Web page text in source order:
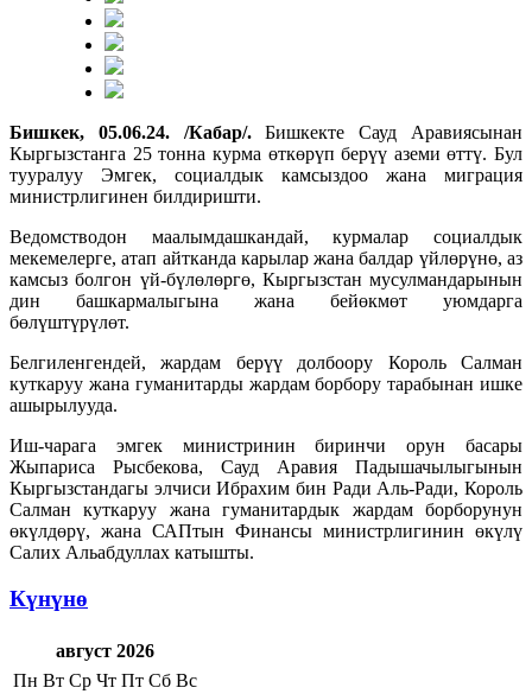
Бишкек, 05.06.24. /Кабар/.Бишкекте Сауд Аравиясынан
Кыргызстанга 25 тонна курма өткөрүп берүү аземи өттү. Бул
тууралуу Эмгек, социалдык камсыздоо жана миграция
министрлигинен билдиришти.
Ведомстводон маалымдашкандай, курмалар социалдык
мекемелерге, атап айтканда карылар жана балдар үйлөрүнө, аз
камсыз болгон үй-бүлөлөргө, Кыргызстан мусулмандарынын
дин башкармалыгына жана бейөкмөт уюмдарга
бөлүштүрүлөт.
Белгиленгендей, жардам берүү долбоору Король Салман
куткаруу жана гуманитарды жардам борбору тарабынан ишке
ашырылууда.
Иш-чарага эмгек министринин биринчи орун басары
Жыпариса Рысбекова, Сауд Аравия Падышачылыгынын
Кыргызстандагы элчиси Ибрахим бин Ради Аль-Ради, Король
Салман куткаруу жана гуманитардык жардам борборунун
өкүлдөрү, жана САПтын Финансы министрлигинин өкүлү
Салих Альабдуллах катышты.
Күнүнө
август 2026
Пн Вт Ср Чт Пт Сб Вс